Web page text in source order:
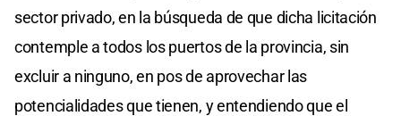
sector privado, en la búsqueda de que dicha licitación
contemple a todos los puertos de la provincia, sin
excluir a ninguno, en pos de aprovechar las
potencialidades que tienen, y entendiendo que el